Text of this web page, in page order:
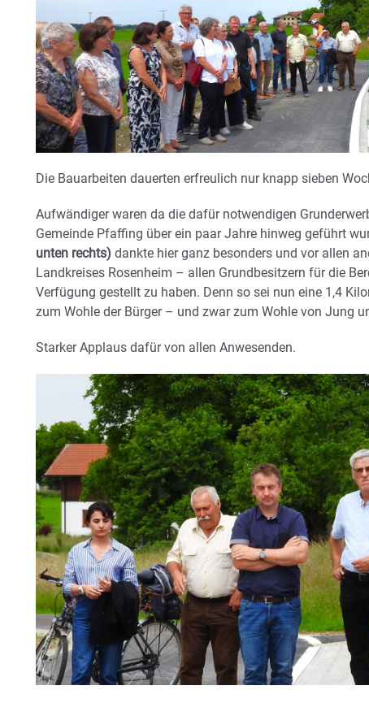
Die Bauarbeiten dauerten erfreulich nur knapp sieben
Aufwändiger waren da die dafür notwendigen
Gemeinde Pfaffing über ein paar Jahre hinweg geführt
unten rechts) dankte hier ganz besonders und vor allen
Landkreises Rosenheim – allen Grundbesitzern für die
Verfügung gestellt zu haben. Denn so sei nun eine 1,4
zum Wohle der Bürger – und zwar zum Wohle von Jung
Starker Applaus dafür von allen Anwesenden.